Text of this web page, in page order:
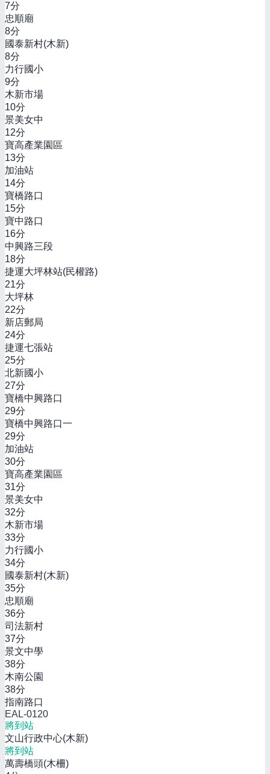
7分
忠順廟
8分
國泰新村(木新)
8分
力行國小
9分
木新市場
10分
景美女中
12分
寶高產業園區
13分
加油站
14分
寶橋路口
15分
寶中路口
16分
中興路三段
18分
捷運大坪林站(民權路)
21分
大坪林
22分
新店郵局
24分
捷運七張站
25分
北新國小
27分
寶橋中興路口
29分
寶橋中興路口一
29分
加油站
30分
寶高產業園區
31分
景美女中
32分
木新市場
33分
力行國小
34分
國泰新村(木新)
35分
忠順廟
36分
司法新村
37分
景文中學
38分
木南公園
38分
指南路口
EAL-0120
將到站
文山行政中心(木新)
將到站
萬壽橋頭(木柵)